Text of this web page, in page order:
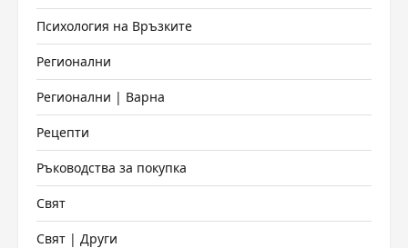
Психология на Връзките
Регионални
Регионални | Варна
Рецепти
Ръководства за покупка
Свят
Свят | Други